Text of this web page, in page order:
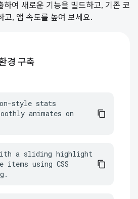
하여 새로운 기능을 빌드하고, 기존 코
고, 앱 속도를 높여 보세요.
경 구축
style stats
animates on
a sliding highlight
using CSS